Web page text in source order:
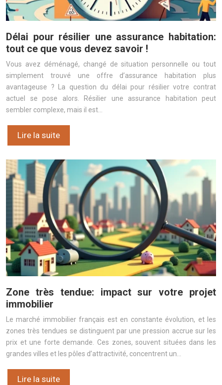
Délai pour résilier une assurance habitation:
tout ce que vous devez savoir !
Vous avez déménagé, changé de situation personnelle ou tout
simplement trouvé une offre d’assurance habitation plus
avantageuse ? La question du délai pour résilier votre contrat
actuel se pose alors. Résilier une assurance habitation peut
sembler complexe, mais il est…
Lire la suite
Zone très tendue: impact sur votre projet
immobilier
Le marché immobilier français est en constante évolution, et les
zones très tendues se distinguent par une pression accrue sur les
prix et une forte demande. Ces zones, souvent situées dans les
grandes villes et les pôles d’attractivité, concentrent un…
Lire la suite